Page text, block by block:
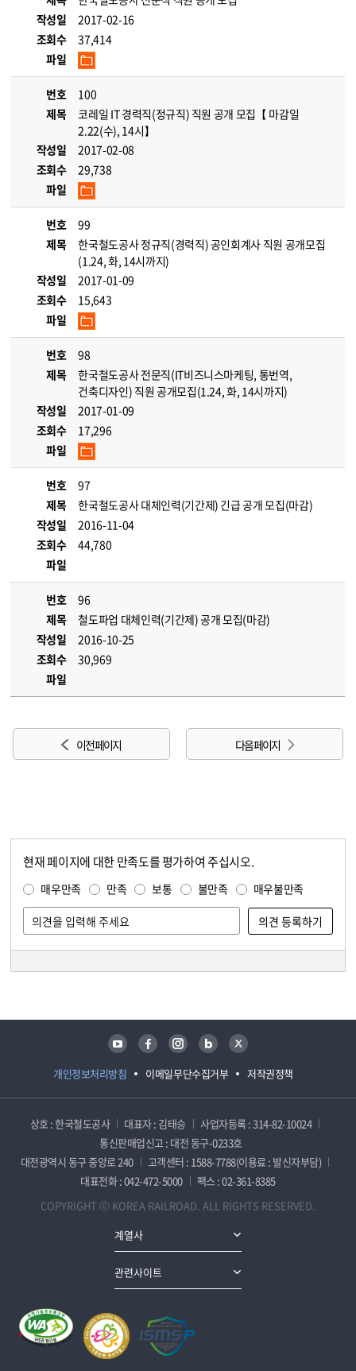
작성일
2017-02-16
조회수
37,414
파일
번호
100
제목
코레일 IT 경력직(정규직) 직원 공개 모집【 마감일
2.22(수), 14시】
작성일
2017-02-08
조회수
29,738
파일
번호
99
제목
한국철도공사 정규직(경력직) 공인회계사 직원 공개모집
(1.24, 화, 14시까지)
작성일
2017-01-09
조회수
15,643
파일
번호
98
제목
한국철도공사 전문직(IT비즈니스마케팅, 통번역,
건축디자인) 직원 공개모집(1.24, 화, 14시까지)
작성일
2017-01-09
조회수
17,296
파일
번호
97
제목
한국철도공사 대체인력(기간제) 긴급 공개 모집(마감)
작성일
2016-11-04
조회수
44,780
파일
번호
96
제목
철도파업 대체인력(기간제) 공개 모집(마감)
작성일
2016-10-25
조회수
30,969
파일
이전 페이지 다음 페이지
현재 페이지에 대한 만족도를 평가하여 주십시오.
매우만족 만족 보통 불만족 매우불만족
개인정보처리방침 이메일무단수집거부 저작권정책
유튜브 페이스북 인스타그램 블로그 트위터
상호 : 한국철도공사 대표자 : 김태승
사업자등록 : 314-82-10024
통신판매업신고 : 대전 동구-0233호
대전광역시 동구 중앙로 240
고객센터 : 1588-7788(이용료 : 발신자부담)
대표전화 : 042-472-5000
팩스 : 02-361-8385
COPYRIGHT ⓒ KOREA RAILROAD. ALL RIGHTS RESERVED.
계열사
관련사이트